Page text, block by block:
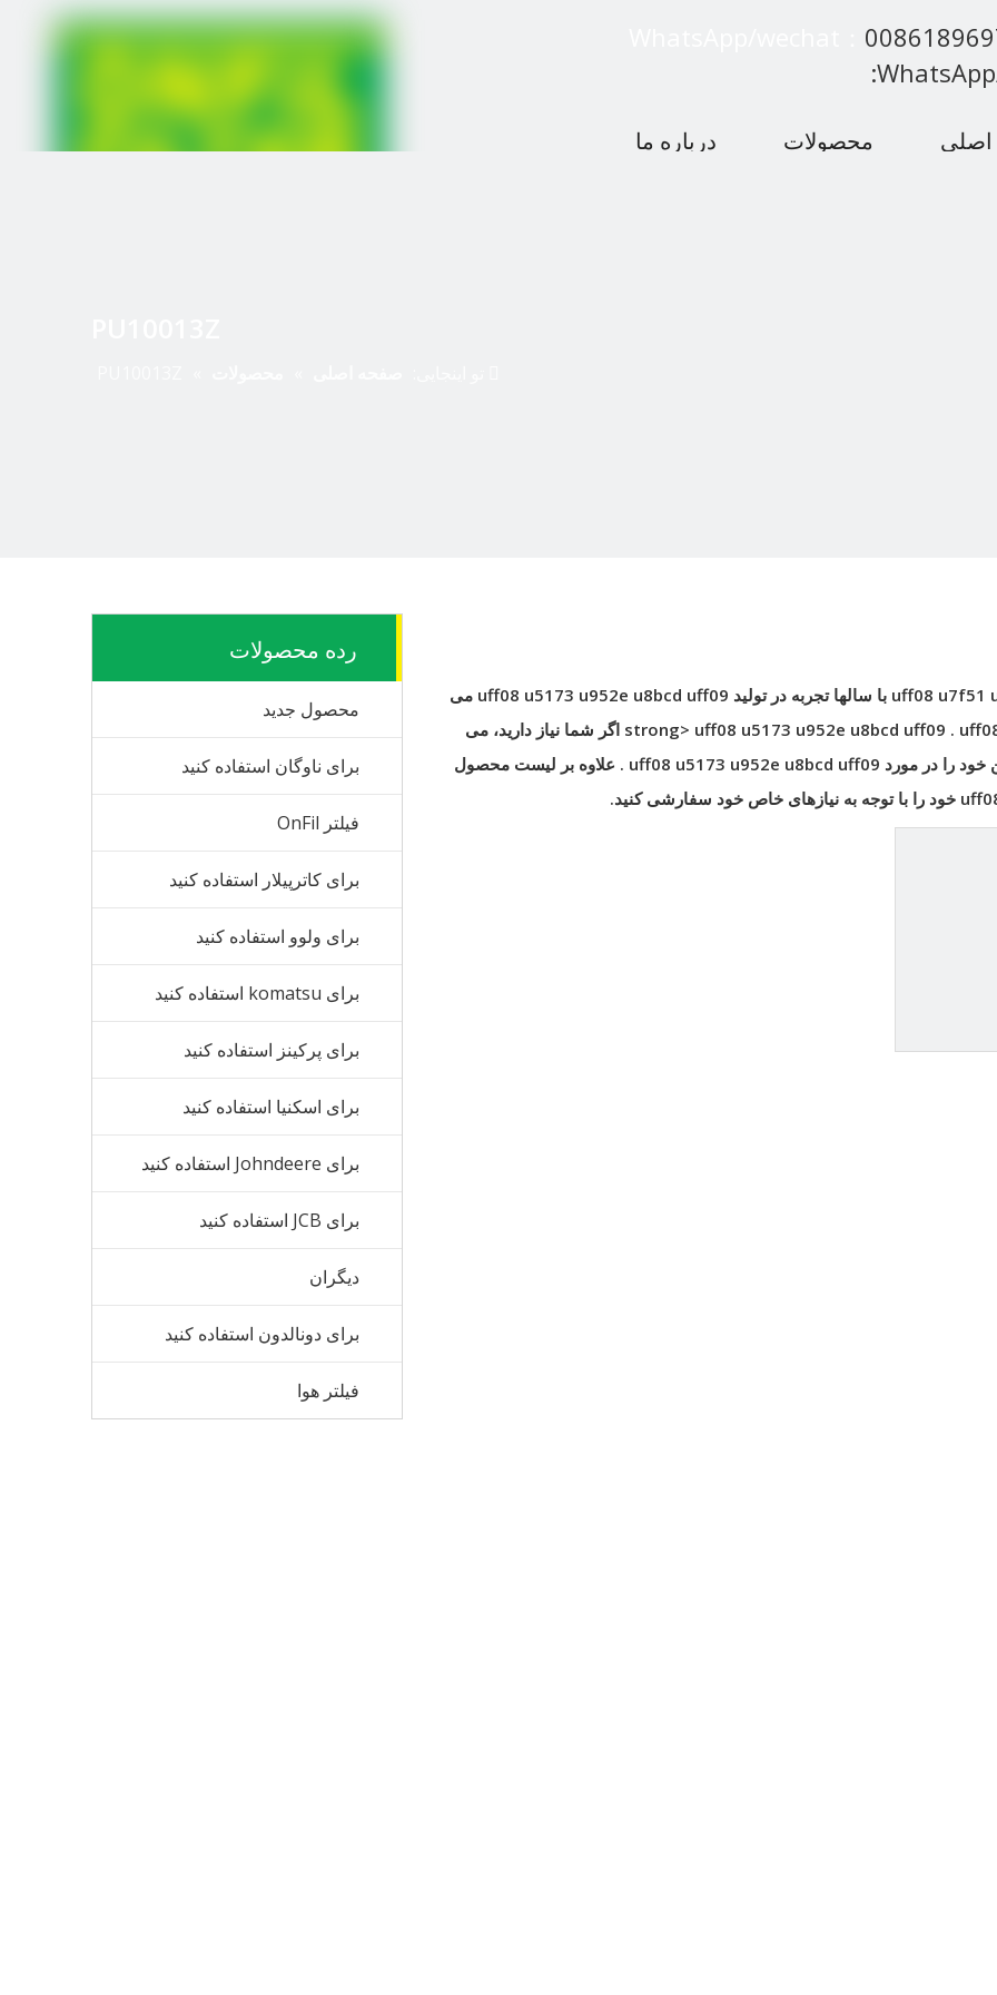
محصولات
درباره ما
رده محصولات
محصول جدید
برای ناوگان استفاده کنید
فیلتر OnFil
برای کاترپیلار استفاده کنید
برای ولوو استفاده کنید
برای komatsu استفاده کنید
برای پرکینز استفاده کنید
برای اسکنیا استفاده کنید
برای Johndeere استفاده کنید
برای JCB استفاده کنید
دیگران
برای دونالدون استفاده کنید
فیلتر هوا
uff08 u7f51 با سالها تجربه در تولید uff08 u5173 u952e u8bcd uff09 می
.
اگر شما نیاز دارید، می
خود را در مورد uff08 u5173 u952e u8bcd uff09 . علاوه بر لیست محصول
خود را با توجه به نیازهای خاص خود سفارشی کنید.